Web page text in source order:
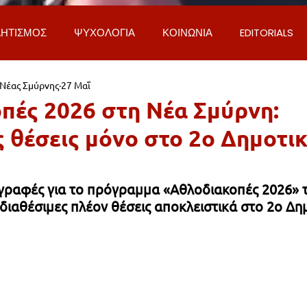
ΨΥΧΟΛΟΓΙΑ ΚΟΙΝΩΝΙΑ EDITORIALS
& ΑΠΟΨΕΙΣ
ΕΠΙΣΤΗΜΗ & ΤΕΧΝΟΛΟΓΙΑ ΦΥΣΗ &
& ΔΡΟΜΟΙ ΕΡΓΑ & ΥΠΟΔΟΜΕΣ
2026 στη Νέα Σμύρνη:
θέσεις μόνο στο 2ο
Σμύρνης 27 Μαΐ
για το πρόγραμμα «Αθλοδιακοπές
πλέον θέσεις αποκλειστικά στο 2ο